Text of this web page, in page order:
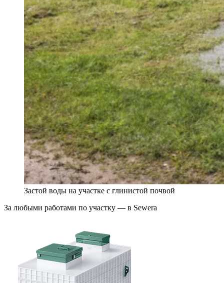
Застой воды на участке с глинистой почвой
За любыми работами по участку — в Sewera